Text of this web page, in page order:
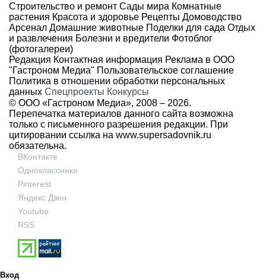
Строительство и ремонт Сады мира Комнатные
растения Красота и здоровье Рецепты Домоводство
Арсенал Домашние животные Поделки для сада Отдых
и развлечения Болезни и вредители Фотоблог
(фотогалереи)
Редакция Контактная информация Реклама в ООО
"Гастроном Медиа" Пользовательское соглашение
Политика в отношении обработки персональных
данных Спецпроекты Конкурсы
© ООО «Гастроном Медиа», 2008 – 2026.
Перепечатка материалов данного сайта возможна
только с письменного разрешения редакции. При
цитировании ссылка на www.supersadovnik.ru
обязательна.
ВКонтакте
Одноклассники
Pinterest
Яндекс Дзен
Youtube
RSS
Вход